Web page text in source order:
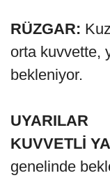
RÜZGAR:
orta kuvvette,
bekleniyor.
UYARILAR
KUVVETLİ
genelinde